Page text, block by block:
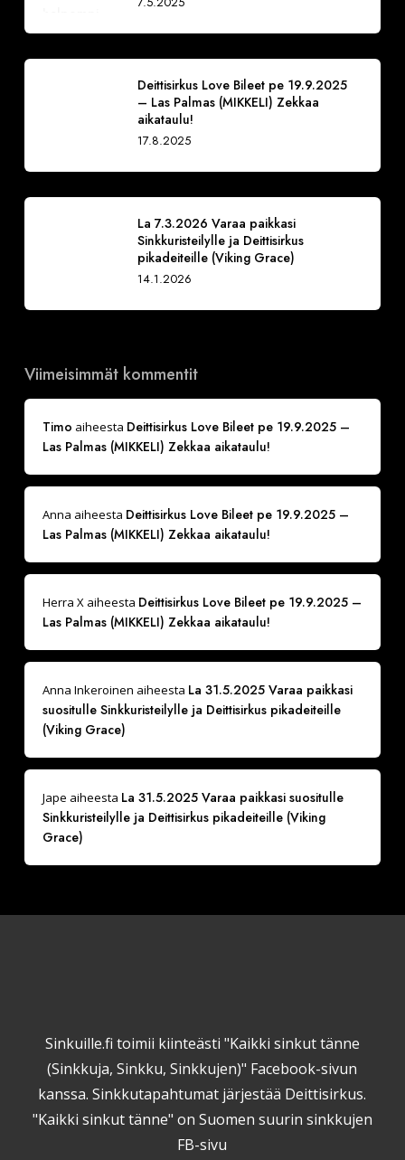
Deittisirkus Love Bileet pe 19.9.2025
– Las Palmas (MIKKELI) Zekkaa
aikataulu!
17.8.2025
La 7.3.2026 Varaa paikkasi
Sinkkuristeilylle ja Deittisirkus
pikadeiteille (Viking Grace)
14.1.2026
Viimeisimmät kommentit
Timo aiheesta Deittisirkus Love Bileet pe 19.9.2025 –
Las Palmas (MIKKELI) Zekkaa aikataulu!
Anna aiheesta Deittisirkus Love Bileet pe 19.9.2025 –
Las Palmas (MIKKELI) Zekkaa aikataulu!
Herra Xaiheesta Deittisirkus Love Bileet pe 19.9.2025 –
Las Palmas (MIKKELI) Zekkaa aikataulu!
Anna Inkeroinen aiheesta La 31.5.2025 Varaa paikkasi
suositulle Sinkkuristeilylle ja Deittisirkus pikadeiteille
(Viking Grace)
Jape aiheesta La 31.5.2025 Varaa paikkasi suositulle
Sinkkuristeilylle ja Deittisirkus pikadeiteille (Viking
Grace)
Sinkuille.fi toimii kiinteästi "Kaikki sinkut tänne
(Sinkkuja, Sinkku, Sinkkujen)" Facebook-sivun
kanssa. Sinkkutapahtumat järjestää Deittisirkus.
"Kaikki sinkut tänne" on Suomen suurin sinkkujen
FB-sivu